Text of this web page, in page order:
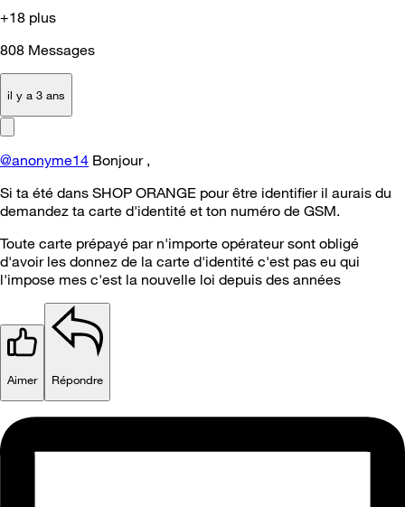
+18 plus
808 Messages
il y a 3 ans
@anonyme14 Bonjour ,
Si ta été dans SHOP ORANGE pour être identifier il aurais du
demandez ta carte d'identité et ton numéro de GSM.
Toute carte prépayé par n'importe opérateur sont obligé
d'avoir les donnez de la carte d'identité c'est pas eu qui
l'impose mes c'est la nouvelle loi depuis des années
Aimer Répondre